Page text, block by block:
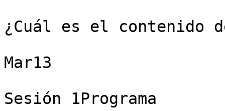
¿Cuál es el contenido
Mar13
Sesión 1Programa